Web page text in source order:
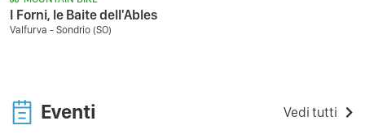
I Forni, le Baite dell'Ables
Valfurva - Sondrio (SO)
Eventi Vedi tutti